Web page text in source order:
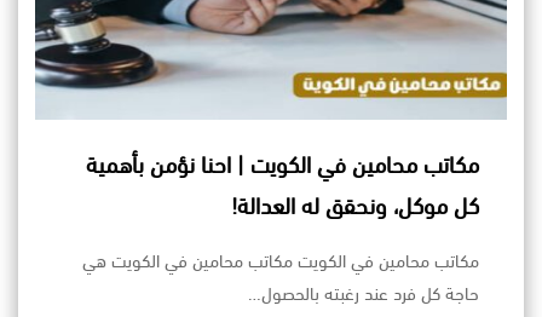
مكاتب محامين في الكويت | احنا نؤمن بأهمية
كل موكل، ونحقق له العدالة!
مكاتب محامين في الكويت مكاتب محامين في الكويت هي
حاجة كل فرد عند رغبته بالحصول…